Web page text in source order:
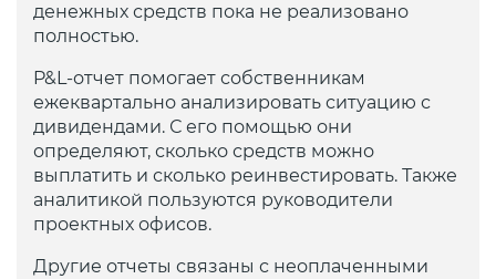
денежных средств пока не реализовано
полностью.
P&L-отчет помогает собственникам
ежеквартально анализировать ситуацию с
дивидендами. С его помощью они
определяют, сколько средств можно
выплатить и сколько реинвестировать. Также
аналитикой пользуются руководители
проектных офисов.
Другие отчеты связаны с неоплаченными